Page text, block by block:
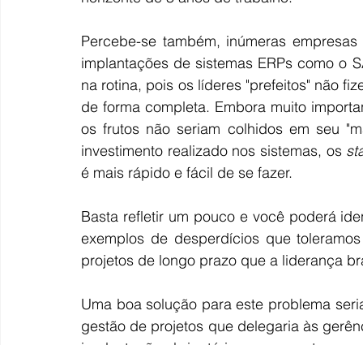
Percebe-se também, inúmeras
implantações de sistemas ERPs como o
na rotina, pois os líderes "prefeitos" não
de forma completa. Embora muito
os frutos não seriam colhidos em seu
investimento realizado nos sistemas, os
é mais rápido e fácil de se fazer.
Basta refletir um pouco e você poderá
exemplos de desperdícios que
projetos de longo prazo que a liderança
Uma boa solução para este problema
gestão de projetos que delegaria às